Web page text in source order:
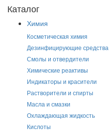
Каталог
Химия
Косметическая химия
Дезинфицирующие средства
Смолы и отвердители
Химические реактивы
Индикаторы и красители
Растворители и спирты
Масла и смазки
Охлаждающая жидкость
Кислоты